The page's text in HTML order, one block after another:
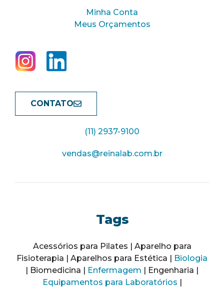
Minha Conta
Meus Orçamentos
CONTATO
(11) 2937-9100
vendas@reinalab.com.br
Tags
Acessórios para Pilates | Aparelho para
Fisioterapia | Aparelhos para Estética | Biologia
| Biomedicina | Enfermagem | Engenharia |
Equipamentos para Laboratórios |